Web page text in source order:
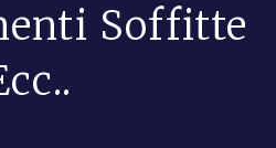
Soffitte